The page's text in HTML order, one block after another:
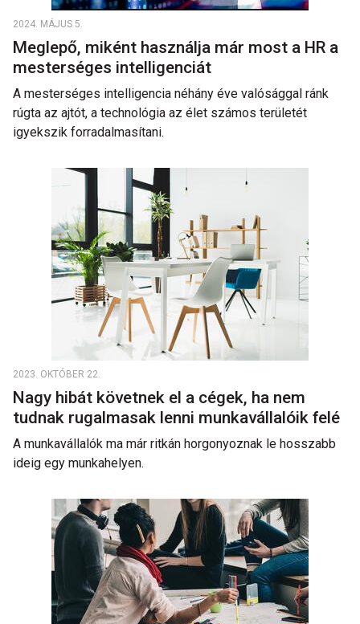
2024. MÁJUS 5.
Meglepő, miként használja már most a HR a
mesterséges intelligenciát
A mesterséges intelligencia néhány éve valósággal ránk
rúgta az ajtót, a technológia az élet számos területét
igyekszik forradalmasítani.
2023. OKTÓBER 22.
Nagy hibát követnek el a cégek, ha nem
tudnak rugalmasak lenni munkavállalóik felé
A munkavállalók ma már ritkán horgonyoznak le hosszabb
ideig egy munkahelyen.